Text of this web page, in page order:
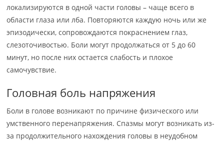
локализируются в одной части головы – чаще всего в
области глаза или лба. Повторяются каждую ночь или же
эпизодически, сопровождаются покраснением глаз,
слезоточивостью. Боли могут продолжаться от 5 до 60
минут, но после них остается слабость и плохое
самочувствие.
Головная боль напряжения
Боли в голове возникают по причине физического или
умственного перенапряжения. Спазмы могут возникать из-
за продолжительного нахождения головы в неудобном